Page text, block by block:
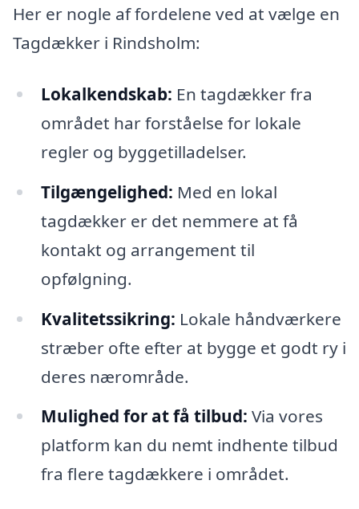
Her er nogle af fordelene ved at vælge en
Tagdækker i Rindsholm:
Lokalkendskab: En tagdækker fra
området har forståelse for lokale
regler og byggetilladelser.
Tilgængelighed: Med en lokal
tagdækker er det nemmere at få
kontakt og arrangement til
opfølgning.
Kvalitetssikring: Lokale håndværkere
stræber ofte efter at bygge et godt ry i
deres nærområde.
Mulighed for at få tilbud: Via vores
platform kan du nemt indhente tilbud
fra flere tagdækkere i området.